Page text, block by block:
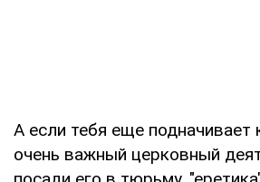
А если тебя еще подначивает
очень важный церковный